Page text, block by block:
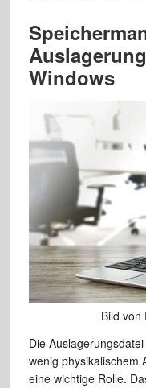
Windows
Bild von
Die
wenig physikalischem
eine wichtige Rolle.